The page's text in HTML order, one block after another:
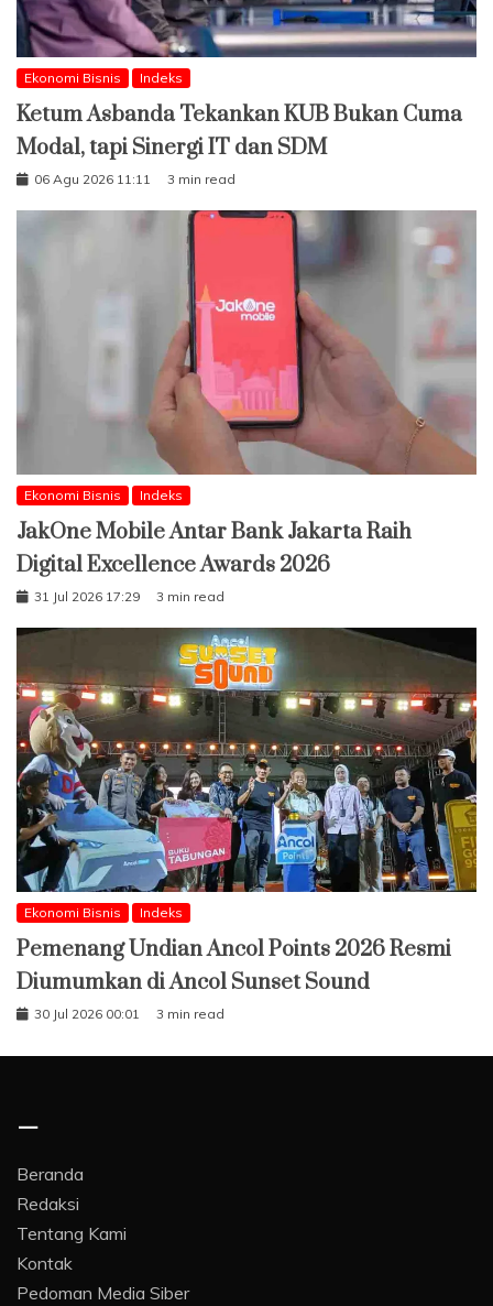
Ekonomi Bisnis Indeks
Ketum Asbanda Tekankan KUB Bukan Cuma
Modal, tapi Sinergi IT dan SDM
06 Agu 2026 11:11 3 min read
Ekonomi Bisnis Indeks
JakOne Mobile Antar Bank Jakarta Raih
Digital Excellence Awards 2026
31 Jul 2026 17:29 3 min read
Ekonomi Bisnis Indeks
Pemenang Undian Ancol Points 2026 Resmi
Diumumkan di Ancol Sunset Sound
30 Jul 2026 00:01 3 min read
–
Beranda
Redaksi
Tentang Kami
Kontak
Pedoman Media Siber